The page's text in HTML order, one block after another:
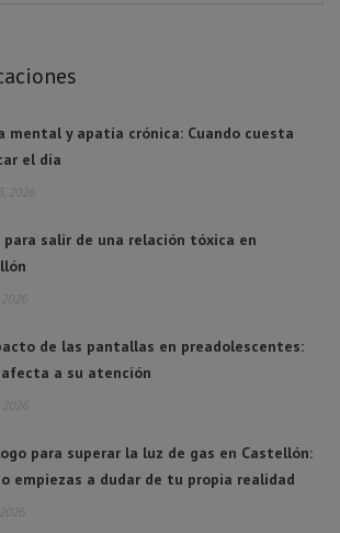
mental y apatía crónica: Cuando cuesta
el día
2026
para salir de una relación tóxica en
de las pantallas en preadolescentes:
a su atención
para superar la luz de gas en Castellón:
empiezas a dudar de tu propia realidad